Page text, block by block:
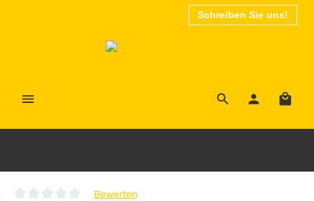
Schreiben Sie uns!
Bewerten